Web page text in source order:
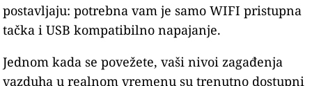
postavljaju: potrebna vam je samo WIFI pristupna
tačka i USB kompatibilno napajanje.
Jednom kada se povežete, vaši nivoi zagađenja
vazduha u realnom vremenu su trenutno dostupni